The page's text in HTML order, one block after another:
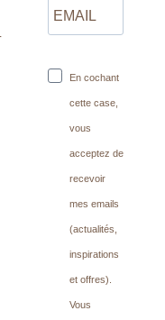
En cochant
cette case,
vous
acceptez de
recevoir
mes emails
(actualités,
inspirations
et offres).
Vous